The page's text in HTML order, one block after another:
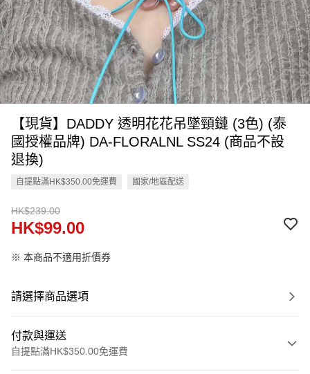
【現貨】DADDY 透明花花吊墜頸鏈 (3色) (泰
國授權品牌) DA-FLORALNL SS24 (商品不設
退換)
自提點滿HK$350.00免運費 國家/地區配送
HK$239.00
HK$99.00
※ 本商品不適用折價券
請選擇商品選項
付款與運送
自提點滿HK$350.00免運費